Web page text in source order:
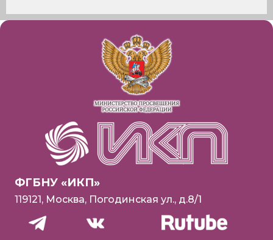
ФГБНУ «ИКП»
119121, Москва, Погодинская ул., д.8/1